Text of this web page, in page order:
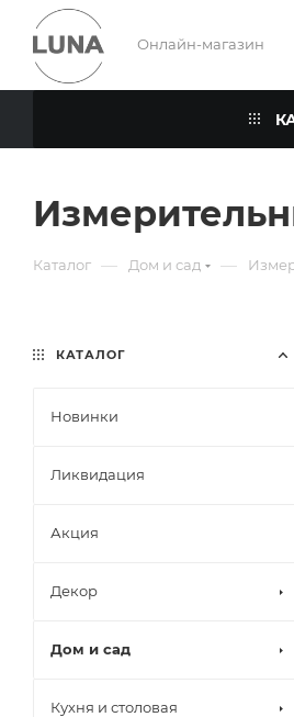
Онлайн-магазин
Каталог — Дом и сад —
КАТАЛОГ
Новинки
Ликвидация
Акция
Декор
Дом и сад
Кухня и столовая